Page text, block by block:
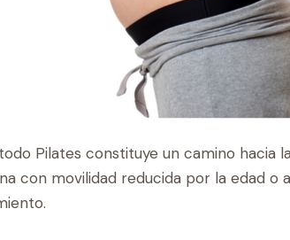
Pilates constituye un camino hacia
con movilidad reducida por la edad o